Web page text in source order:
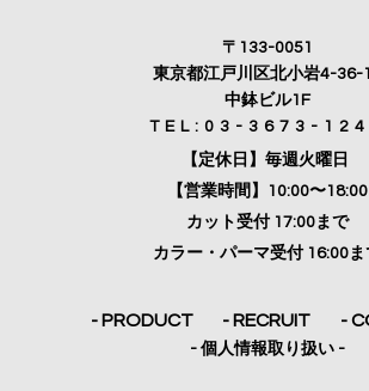
〒133-0051
東京都江戸川区北小岩4-36-
中鉢ビル1F
TEL:03-3673-
【定休日】毎週火曜日
【営業時間】10:00〜18:00
カット受付 17:00まで
カラー・パーマ受付 16:00ま
- PRODUCT - RECRUIT -
- 個人情報取り扱い -